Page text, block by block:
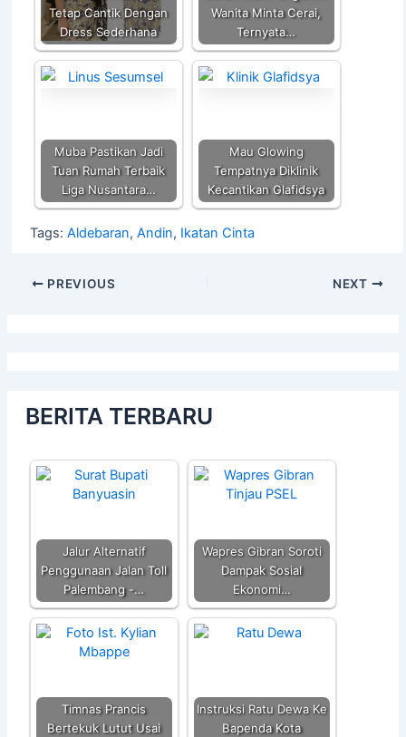
Tetap Cantik Dengan
Dress Sederhana
Wanita Minta Cerai,
Ternyata…
Muba Pastikan Jadi
Tuan Rumah Terbaik
Liga Nusantara…
Mau Glowing
Tempatnya Diklinik
Kecantikan Glafidsya
Tags: Aldebaran, Andin, Ikatan Cinta
PREVIOUS NEXT
BERITA TERBARU
Jalur Alternatif
Penggunaan Jalan Toll
Palembang -…
Wapres Gibran Soroti
Dampak Sosial
Ekonomi…
Timnas Prancis
Bertekuk Lutut Usai
Instruksi Ratu Dewa Ke
Bapenda Kota